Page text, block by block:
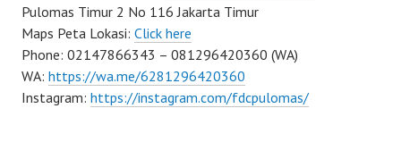
Pulomas Timur 2 No 116 Jakarta Timur
Maps Peta Lokasi: Click here
Phone: 02147866343 – 081296420360 (WA)
WA: https://wa.me/6281296420360
Instagram: https://instagram.com/fdcpulomas/